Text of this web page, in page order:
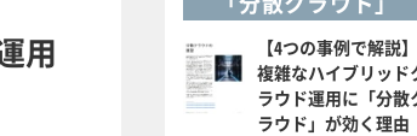
用
【4つの事例で解説】
複雑なハイブリッド
ラウド運用に「分散
ラウド」が効く理由